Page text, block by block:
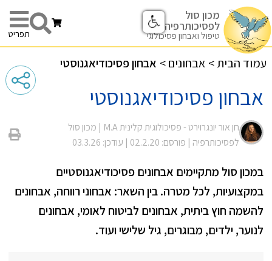
מכון סול
לפסיכותרפיה
טיפול ואבחון פסיכולוגי תפריט
אבחון פסיכודיאגנוסטי > אבחונים > עמוד הבית
אבחון פסיכודיאגנוסטי
חן אור יונגרוירט - פסיכולוגית קלינית M.A |
מכון סול
לפסיכותרפיה | פורסם: 02.2.20 | עודכן: 03.3.26
במכון סול מתקיימים אבחונים פסיכודיאגנוסטיים
במקצועיות, לכל מטרה. בין השאר: אבחוני רווחה, אבחונים
להשמה חוץ ביתית, אבחונים לביטוח לאומי, אבחונים
לנוער, ילדים, מבוגרים, גיל שלישי ועוד.